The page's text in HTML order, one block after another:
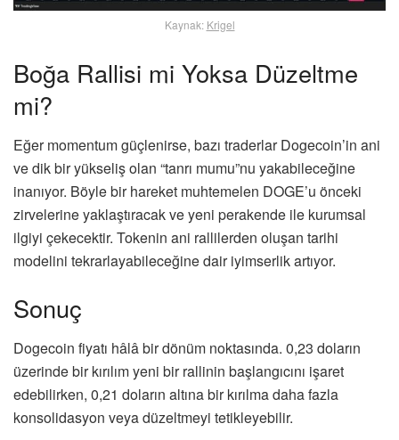
Kaynak: Krigel
Boğa Rallisi mi Yoksa Düzeltme
mi?
Eğer momentum güçlenirse, bazı traderlar Dogecoin’in ani
ve dik bir yükseliş olan “tanrı mumu”nu yakabileceğine
inanıyor. Böyle bir hareket muhtemelen DOGE’u önceki
zirvelerine yaklaştıracak ve yeni perakende ile kurumsal
ilgiyi çekecektir. Tokenin ani rallilerden oluşan tarihi
modelini tekrarlayabileceğine dair iyimserlik artıyor.
Sonuç
Dogecoin fiyatı hâlâ bir dönüm noktasında. 0,23 doların
üzerinde bir kırılım yeni bir rallinin başlangıcını işaret
edebilirken, 0,21 doların altına bir kırılma daha fazla
konsolidasyon veya düzeltmeyi tetikleyebilir.